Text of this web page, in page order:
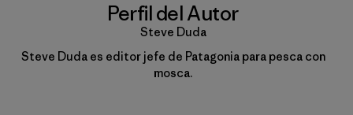
Perfil del Autor
Steve Duda
Steve Duda es editor jefe de Patagonia para pesca con
mosca.